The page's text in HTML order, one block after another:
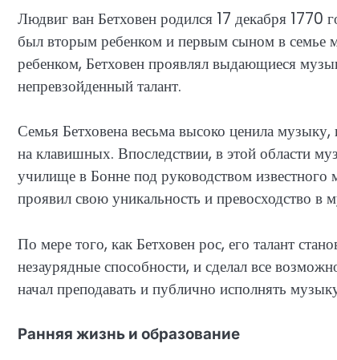
Людвиг ван Бетховен родился 17 декабря 1770
был вторым ребенком и первым сыном в семье
ребенком, Бетховен проявлял выдающиеся
непревзойденный талант.
Семья Бетховена весьма высоко ценила
на клавишных. Впоследствии, в этой области
училище в Бонне под руководством
проявил свою уникальность и превосходство в
По мере того, как Бетховен рос, его талант
незаурядные способности, и сделал все
начал преподавать и публично исполнять
Ранняя жизнь и образование